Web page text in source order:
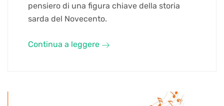
pensiero di una figura chiave della storia
sarda del Novecento.
Continua a leggere